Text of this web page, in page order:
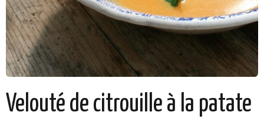
Velouté de citrouille à la patate